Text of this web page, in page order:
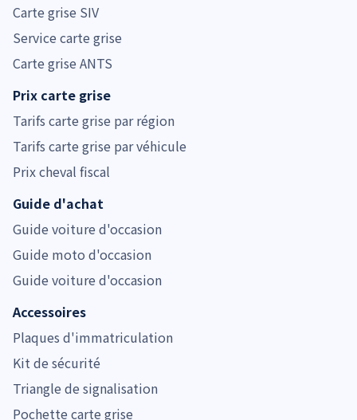
Carte grise SIV
Service carte grise
Carte grise ANTS
Prix carte grise
Tarifs carte grise par région
Tarifs carte grise par véhicule
Prix cheval fiscal
Guide d'achat
Guide voiture d'occasion
Guide moto d'occasion
Guide voiture d'occasion
Accessoires
Plaques d'immatriculation
Kit de sécurité
Triangle de signalisation
Pochette carte grise